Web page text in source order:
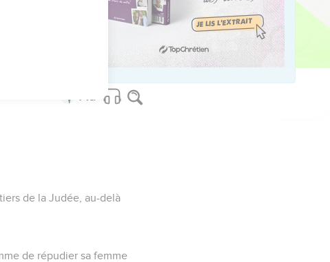
lui devait.
de tout son cour, à
de la Judée, au-delà
de répudier sa femme